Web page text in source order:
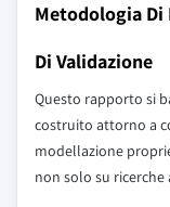
Metodologia Di
Di Validazione
Questo rapporto si
costruito attorno a
modellazione
non solo su ricerche